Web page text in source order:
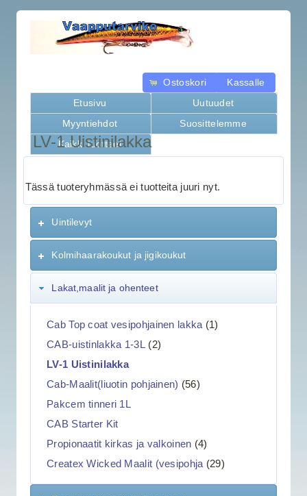
Ostoskori
Kassalle
Etusivu
Uutuudet
Myyntiehdot
Suosittelemme
Kaikki tuotteet
LV-1 Uistinilakka
Tässä tuoteryhmässä ei tuotteita juuri nyt.
Uintilevyt
Kolmihaarakoukut ja jigikoukut
Lakat,maalit ja ohenteet
Cab Top coat vesipohjainen lakka(1)
CAB-uistinlakka 1-3L(2)
LV-1 Uistinilakka
Cab-Maalit(liuotin pohjainen) (56)
Pakcem tinneri 1L
CAB Starter Kit
Propionaatit kirkas ja valkoinen (4)
Createx Wicked Maalit (vesipohja(29)